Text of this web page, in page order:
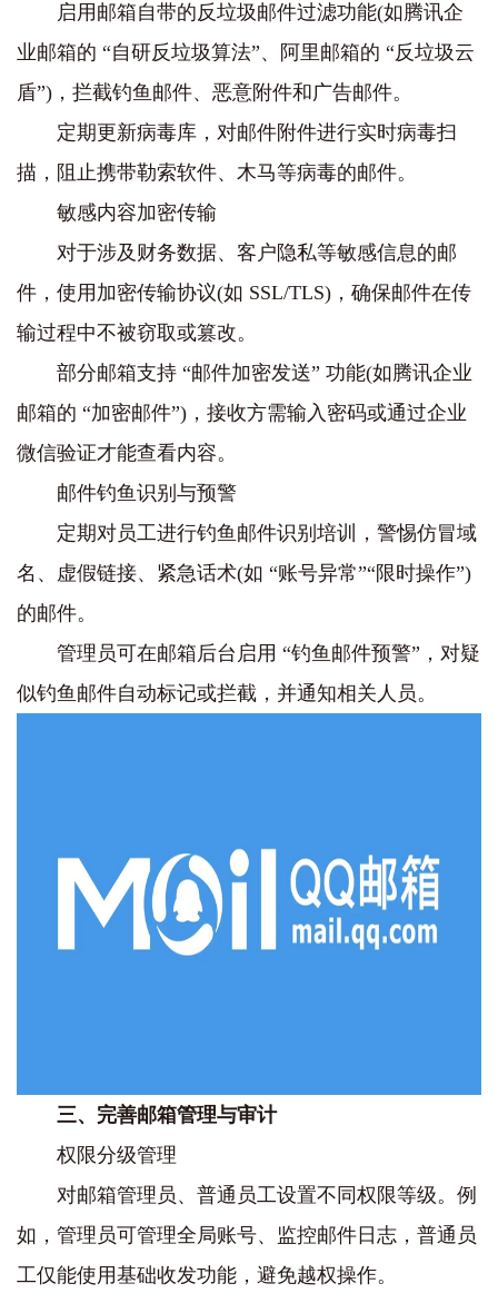
启用邮箱自带的反垃圾邮件过滤功能(如腾讯企
业邮箱的 “自研反垃圾算法”、阿里邮箱的 “反垃圾云
盾”)，拦截钓鱼邮件、恶意附件和广告邮件。
定期更新病毒库，对邮件附件进行实时病毒扫
描，阻止携带勒索软件、木马等病毒的邮件。
敏感内容加密传输
对于涉及财务数据、客户隐私等敏感信息的邮
件，使用加密传输协议(如 SSL/TLS)，确保邮件在传
输过程中不被窃取或篡改。
部分邮箱支持 “邮件加密发送” 功能(如腾讯企业
邮箱的 “加密邮件”)，接收方需输入密码或通过企业
微信验证才能查看内容。
邮件钓鱼识别与预警
定期对员工进行钓鱼邮件识别培训，警惕仿冒域
名、虚假链接、紧急话术(如 “账号异常”“限时操作”)
的邮件。
管理员可在邮箱后台启用 “钓鱼邮件预警”，对疑
似钓鱼邮件自动标记或拦截，并通知相关人员。
三、完善邮箱管理与审计
权限分级管理
对邮箱管理员、普通员工设置不同权限等级。例
如，管理员可管理全局账号、监控邮件日志，普通员
工仅能使用基础收发功能，避免越权操作。